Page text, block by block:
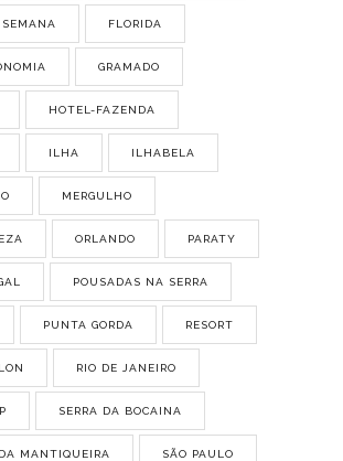
FLORIDA
GRAMADO
HOTEL-FAZENDA
ILHA ILHABELA
MERGULHO
ORLANDO PARATY
POUSADAS NA SERRA
PUNTA GORDA RESORT
RIO DE JANEIRO
SERRA DA BOCAINA
MANTIQUEIRA SÃO PAULO